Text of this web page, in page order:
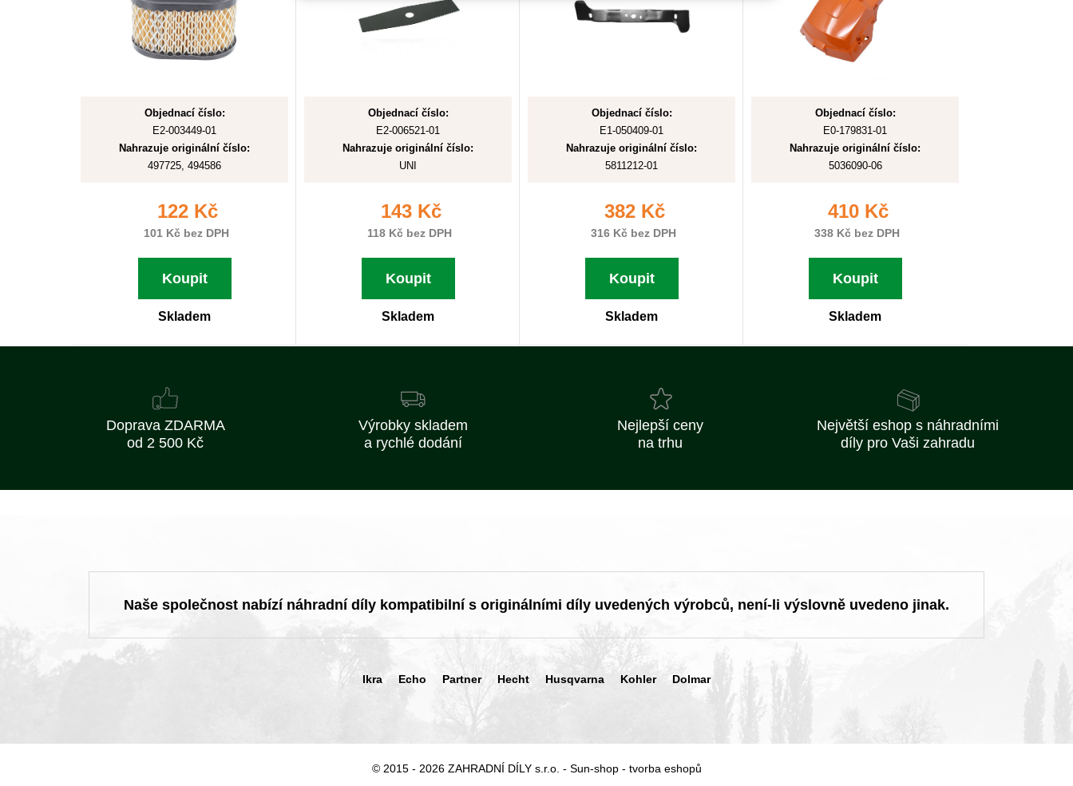
Objednací číslo:
E2-003449-01
Nahrazuje originální číslo:
497725, 494586
122 Kč
101 Kč bez DPH
Koupit
Skladem
Objednací číslo:
E2-006521-01
Nahrazuje originální číslo:
UNI
143 Kč
118 Kč bez DPH
Koupit
Skladem
Objednací číslo:
E1-050409-01
Nahrazuje originální číslo:
5811212-01
382 Kč
316 Kč bez DPH
Koupit
Skladem
Objednací číslo:
E0-179831-01
Nahrazuje originální číslo:
5036090-06
410 Kč
338 Kč bez DPH
Koupit
Skladem
Doprava ZDARMA
od 2 500 Kč
Výrobky skladem
a rychlé dodání
Nejlepší ceny
na trhu
Největší eshop s náhradními
díly pro Vaši zahradu
Naše společnost nabízí náhradní díly kompatibilní s originálními díly uvedených výrobců, není-li výslovně uvedeno jinak.
Ikra Echo Partner Hecht Husqvarna Kohler Dolmar
© 2015 - 2026 ZAHRADNÍ DÍLY s.r.o. - Sun-shop- tvorba eshopů